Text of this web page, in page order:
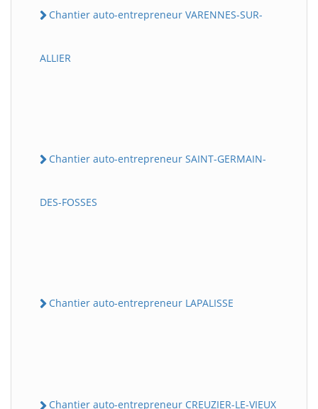
Chantier auto-entrepreneur VARENNES-SUR-
ALLIER
Chantier auto-entrepreneur SAINT-GERMAIN-
DES-FOSSES
Chantier auto-entrepreneur LAPALISSE
Chantier auto-entrepreneur CREUZIER-LE-VIEUX